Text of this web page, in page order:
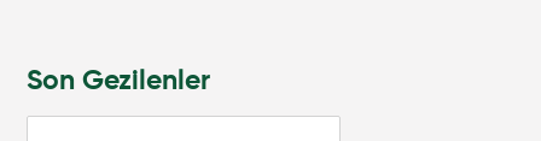
Son Gezilenler